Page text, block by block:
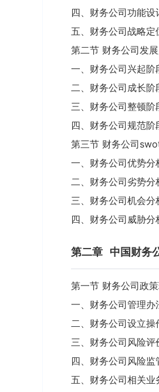
四、财务公司功能设
五、财务公司战略定
第二节 财务公司发
一、财务公司兴起阶
二、财务公司成长阶
三、财务公司整顿阶
四、财务公司规范阶
第三节 财务公司
一、财务公司优势分
二、财务公司劣势分
三、财务公司机会分
四、财务公司威胁分
第二章 中国财务
第一节 财务公司政
一、财务公司管理办
二、财务公司设立操
三、财务公司风险评
四、财务公司风险监
五、财务公司相关业